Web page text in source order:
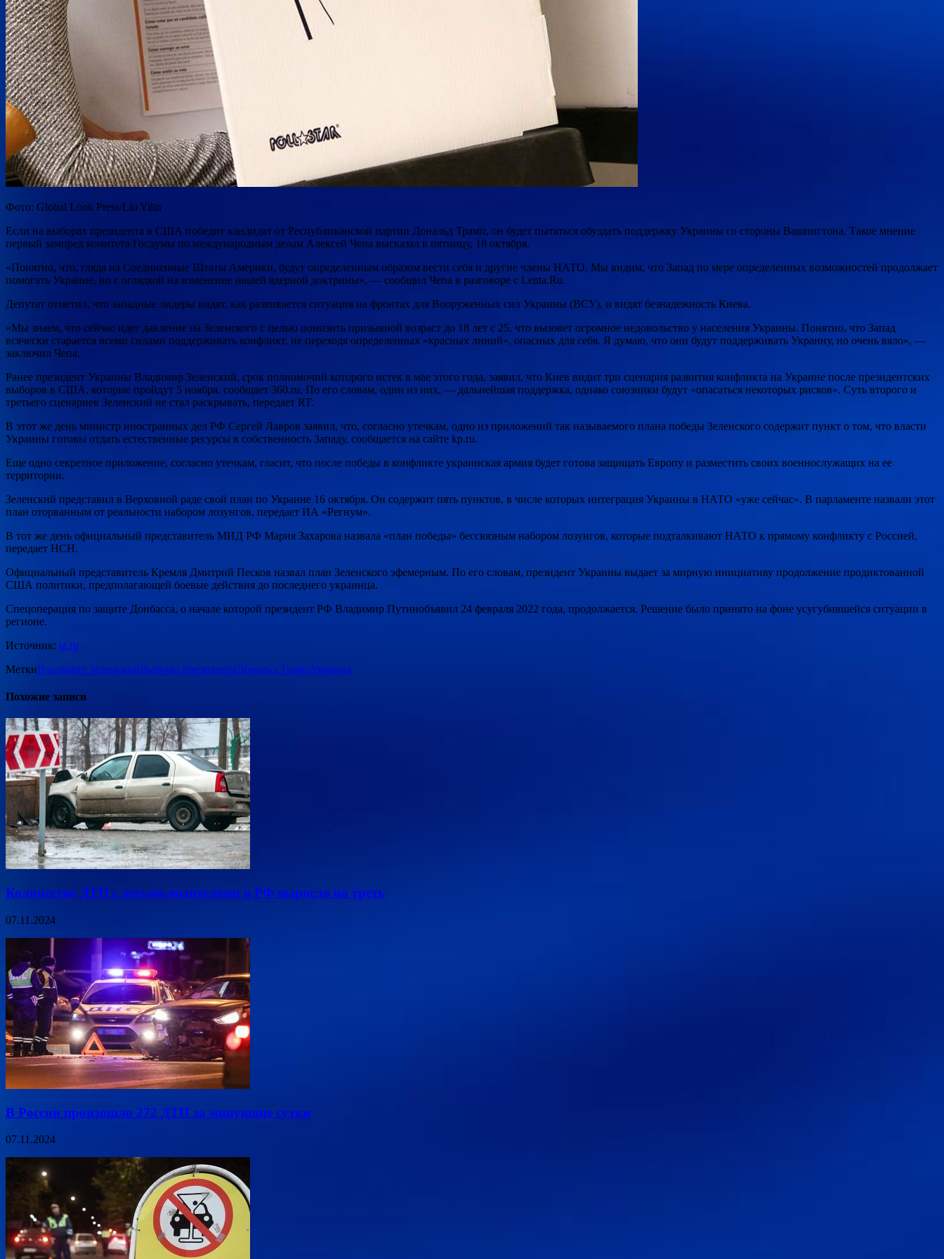
Фото: Global Look Press/Liu Yilin
Если на выборах президента в США победит кандидат от Республиканской партии Дональд Трамп, он будет пытаться обуздать поддержку Украины со стороны Вашингтона. Такое мнение
первый зампред комитета Госдумы по международным делам Алексей Чепа высказал в пятницу, 18 октября.
«Понятно, что, глядя на Соединенные Штаты Америки, будут определенным образом вести себя и другие члены НАТО. Мы видим, что Запад по мере определенных возможностей продолжает
помогать Украине, но с оглядкой на изменение нашей ядерной доктрины», — сообщил Чепа в разговоре с Lenta.Ru.
Депутат отметил, что западные лидеры видят, как развивается ситуация на фронтах для Вооруженных сил Украины (ВСУ), и видят безнадежность Киева.
«Мы знаем, что сейчас идет давление на Зеленского с целью понизить призывной возраст до 18 лет с 25, что вызовет огромное недовольство у населения Украины. Понятно, что Запад
всячески старается всеми силами поддерживать конфликт, не переходя определенных «красных линий», опасных для себя. Я думаю, что они будут поддерживать Украину, но очень вяло», —
заключил Чепа.
Ранее президент Украины Владимир Зеленский, срок полномочий которого истек в мае этого года, заявил, что Киев видит три сценария развития конфликта на Украине после президентских
выборов в США, которые пройдут 5 ноября, сообщает 360.ru. По его словам, один из них, — дальнейшая поддержка, однако союзники будут «опасаться некоторых рисков». Суть второго и
третьего сценариев Зеленский не стал раскрывать, передает RT.
В этот же день министр иностранных дел РФ Сергей Лавров заявил, что, согласно утечкам, одно из приложений так называемого плана победы Зеленского содержит пункт о том, что власти
Украины готовы отдать естественные ресурсы в собственность Западу, сообщается на сайте kp.ru.
Еще одно секретное приложение, согласно утечкам, гласит, что после победы в конфликте украинская армия будет готова защищать Европу и разместить своих военнослужащих на ее
территории.
Зеленский представил в Верховной раде свой план по Украине 16 октября. Он содержит пять пунктов, в числе которых интеграция Украины в НАТО «уже сейчас». В парламенте назвали этот
план оторванным от реальности набором лозунгов, передает ИА «Регнум».
В тот же день официальный представитель МИД РФ Мария Захарова назвала «план победы» бессвязным набором лозунгов, которые подталкивают НАТО к прямому конфликту с Россией,
передает НСН.
Официальный представитель Кремля Дмитрий Песков назвал план Зеленского эфемерным. По его словам, президент Украины выдает за мирную инициативу продолжение продиктованной
США политики, предполагающей боевые действия до последнего украинца.
Спецоперация по защите Донбасса, о начале которой президент РФ Владимир Путинобъявил 24 февраля 2022 года, продолжается. Решение было принято на фоне усугубившейся ситуации в
регионе.
Источник: iz.ru
МеткиВладимир ЗеленскийВыборы президентаДональд ТрампУкраина
Похожие записи
Количество ДТП с детьми-водителями в РФ выросло на треть
07.11.2024
В России произошло 272 ДТП за минувшие сутки
07.11.2024